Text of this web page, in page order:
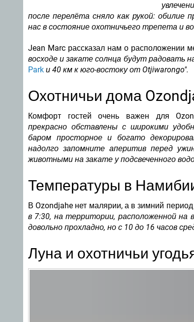
после перелёта сняло как рукой: обилие
нас в состояние охотничьего трепета и
Jean Marc рассказал нам о расположении
восходе и закате солнца будут радовать
Park и 40 км к юго-востоку от Otjiwarongo".
Охотничьи дома
Комфорт гостей очень важен для
прекрасно обставлены с широкими
баром просторное и богато
надолго запомните аперитив перед
животными на закате у подсвеченного
Температуры в
В Ozondjahe нет малярии, а в зимний
в 7:30, на территории, расположенной
довольно прохладно, но с 10 до 16 часов
Луна и охотничьи